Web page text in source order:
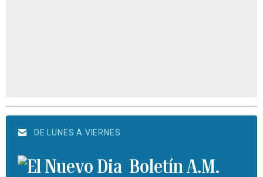
DE LUNES A VIERNES
Boletín A.M.